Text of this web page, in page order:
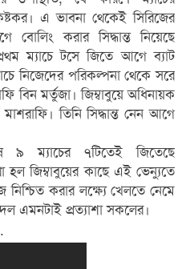
এ ভাবনা থেকেই সিরিজের
বোলিং করার সিদ্ধান্ত নিয়েছে
ম্যাচে টসে জিতে আগে ব্যাট
নিজেদের পরিকল্পনা থেকে সরে
বিন মর্তুজা। জিম্বাবুয়ে অধিনায়ক
তিনি সিদ্ধান্ত নেন আগে
৯ ম্যাচের ৭টিতেই জিতেছে
জিম্বাবুয়ের কাছে এই ভেন্যুতে
নিশ্চিত করার লক্ষ্যে খেলতে নেমে
এমনটাই প্রত্যাশা সকলের।